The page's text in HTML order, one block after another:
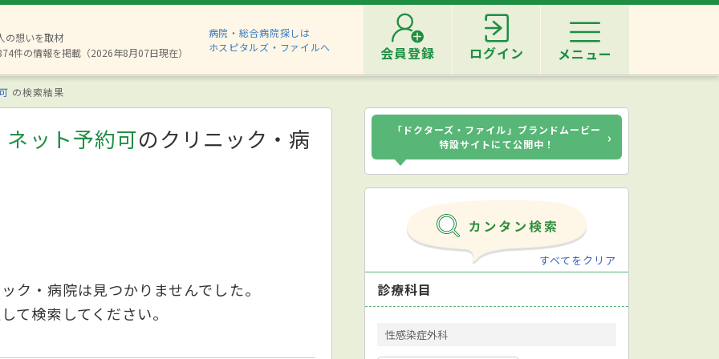
の想いを取材
件の情報を掲載（2026年8月07日現在）
病院・総合病院探しは
ホスピタルズ・ファイルへ
会員登録 ログイン メニュー
の検索結果
ット予約可のクリニック・病
ク・病院は見つかりませんでした。
て検索してください。
「ドクターズ・ファイル」ブランドムービー
特設サイトにて公開中！
›
すべてをクリア
診療科目
性感染症外科